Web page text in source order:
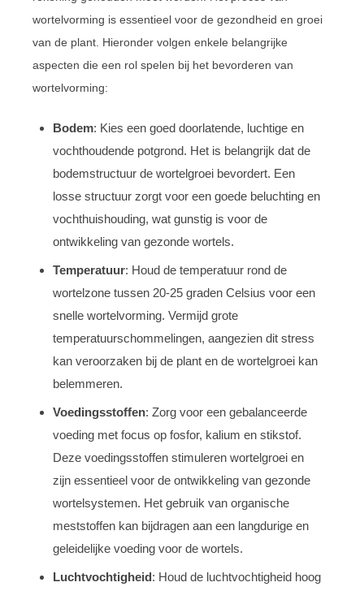
wortelvorming is essentieel voor de gezondheid en groei
van de plant. Hieronder volgen enkele belangrijke
aspecten die een rol spelen bij het bevorderen van
wortelvorming:
Bodem: Kies een goed doorlatende, luchtige en
vochthoudende potgrond. Het is belangrijk dat de
bodemstructuur de wortelgroei bevordert. Een
losse structuur zorgt voor een goede beluchting en
vochthuishouding, wat gunstig is voor de
ontwikkeling van gezonde wortels.
Temperatuur: Houd de temperatuur rond de
wortelzone tussen 20-25 graden Celsius voor een
snelle wortelvorming. Vermijd grote
temperatuurschommelingen, aangezien dit stress
kan veroorzaken bij de plant en de wortelgroei kan
belemmeren.
Voedingsstoffen: Zorg voor een gebalanceerde
voeding met focus op fosfor, kalium en stikstof.
Deze voedingsstoffen stimuleren wortelgroei en
zijn essentieel voor de ontwikkeling van gezonde
wortelsystemen. Het gebruik van organische
meststoffen kan bijdragen aan een langdurige en
geleidelijke voeding voor de wortels.
Luchtvochtigheid: Houd de luchtvochtigheid hoog